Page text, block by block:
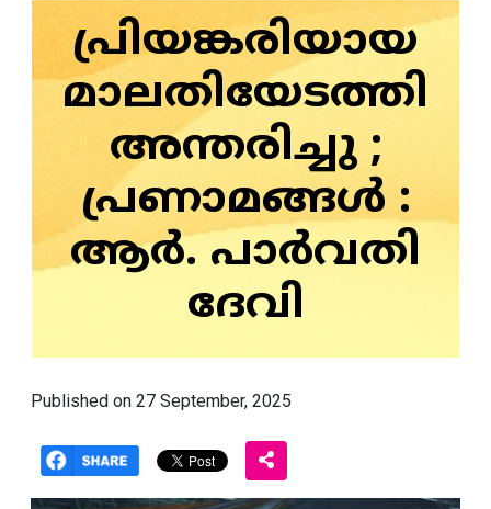
പ്രിയങ്കരിയായ
മാലതിയേടത്തി
അന്തരിച്ചു ;
പ്രണാമങ്ങൾ :
ആർ. പാർവതി
ദേവി
Published on 27 September, 2025